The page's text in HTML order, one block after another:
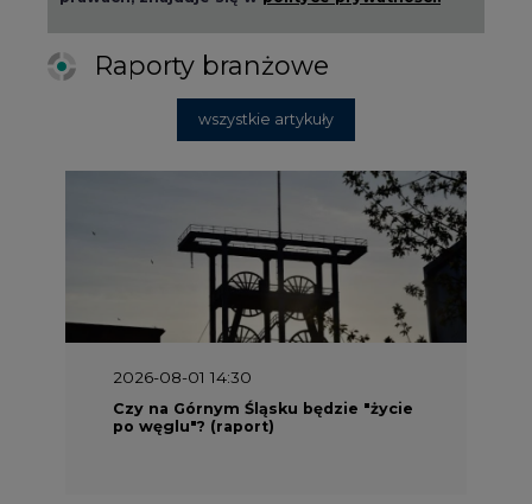
Raporty branżowe
wszystkie artykuły
2026-08-01 14:30
Czy na Górnym Śląsku będzie "życie
po węglu"? (raport)